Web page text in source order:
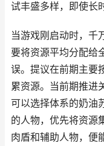
试丰盛多样，即使长
当游戏刚启动时，千
要将资源平均分配给
误。提议在前期主要
累资源。当前期推进
可以选择体系的奶油
的人物，优先将资源
肉盾和辅助人物，便